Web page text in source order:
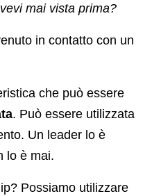
mai vista prima?
in contatto con un
che può essere
. Può essere utilizzata
Un leader lo è
lo è mai.
Possiamo utilizzare